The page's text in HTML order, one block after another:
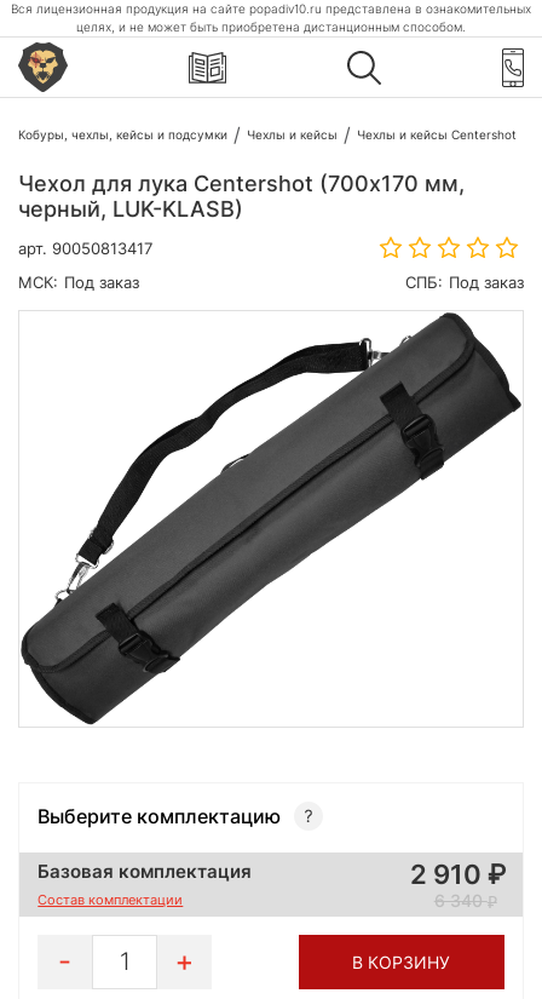
Вся лицензионная продукция на сайте popadiv10.ru представлена в ознакомительных
целях, и не может быть приобретена дистанционным способом.
Кобуры, чехлы, кейсы и подсумки Чехлы и кейсы Чехлы и кейсы Centershot
Чехол для лука Centershot (700х170 мм,
черный, LUK-KLASB)
арт. 90050813417
МСК: Под заказ СПБ: Под заказ
Выберите комплектацию
Базовая комплектация
Состав комплектации
2 910
6 340
1 В КОРЗИНУ